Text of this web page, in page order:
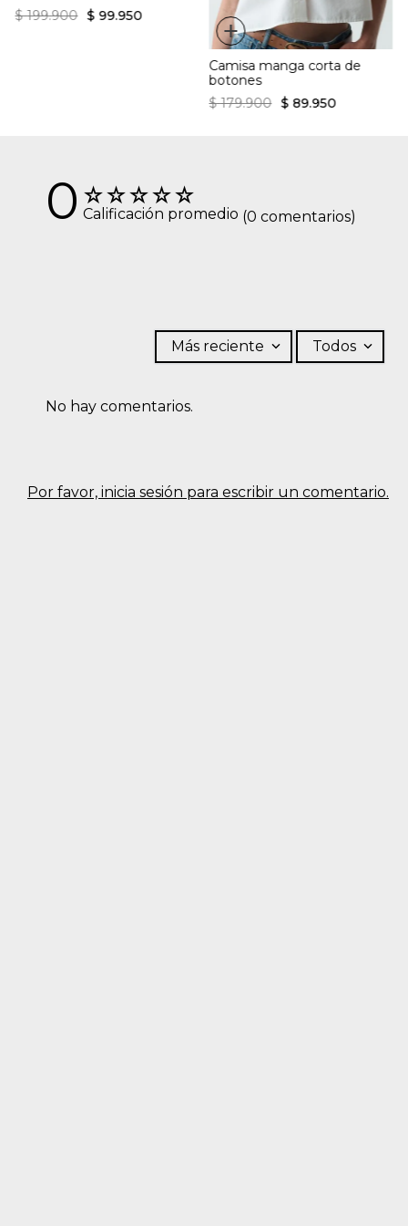
$ 199.900 $ 99.950 +
Camisa manga corta de
botones
$ 179.900 $ 89.950
☆☆☆☆☆
0 Calificación promedio (0 comentarios)
Por favor, inicia sesión para escribir un comentario.
Más reciente Todos
No hay comentarios.